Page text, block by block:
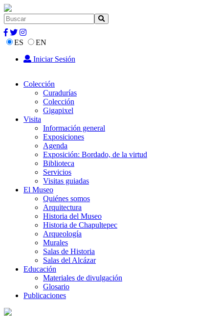
ES
EN
Iniciar Sesión
Colección
Curadurías
Colección
Gigapixel
Visita
Información general
Exposiciones
Agenda
Exposición: Bordado, de la virtud
Biblioteca
Servicios
Visitas guiadas
El Museo
Quiénes somos
Arquitectura
Historia del Museo
Historia de Chapultepec
Arqueología
Murales
Salas de Historia
Salas del Alcázar
Educación
Materiales de divulgación
Glosario
Publicaciones